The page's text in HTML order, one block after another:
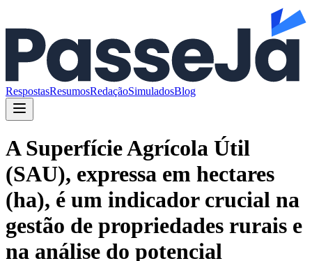
RespostasResumosRedaçãoSimuladosBlog
A Superfície Agrícola Útil
(SAU), expressa em hectares
(ha), é um indicador crucial na
gestão de propriedades rurais e
na análise do potencial